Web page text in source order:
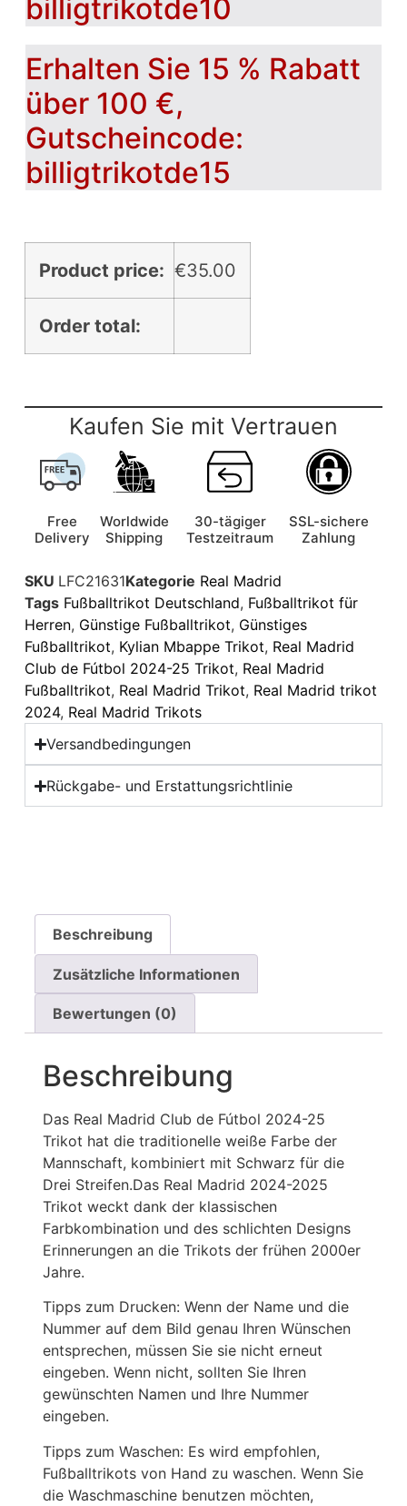
billigtrikotde10
Erhalten Sie 15 % Rabatt
über 100 €,
Gutscheincode:
billigtrikotde15
Product price: €35.00
Order total:
Kaufen Sie mit Vertrauen
Free
Delivery
Worldwide
Shipping
30-tägiger
Testzeitraum
SSL-sichere
Zahlung
SKU LFC21631Kategorie Real Madrid
Tags Fußballtrikot Deutschland, Fußballtrikot für
Herren, Günstige Fußballtrikot, Günstiges
Fußballtrikot, Kylian Mbappe Trikot, Real Madrid
Club de Fútbol 2024-25 Trikot, Real Madrid
Fußballtrikot, Real Madrid Trikot, Real Madrid trikot
2024, Real Madrid Trikots
Versandbedingungen
Rückgabe- und Erstattungsrichtlinie
Beschreibung
Zusätzliche Informationen
Bewertungen (0)
Beschreibung
Das Real Madrid Club de Fútbol 2024-25
Trikot hat die traditionelle weiße Farbe der
Mannschaft, kombiniert mit Schwarz für die
Drei Streifen.Das Real Madrid 2024-2025
Trikot weckt dank der klassischen
Farbkombination und des schlichten Designs
Erinnerungen an die Trikots der frühen 2000er
Jahre.
Tipps zum Drucken: Wenn der Name und die
Nummer auf dem Bild genau Ihren Wünschen
entsprechen, müssen Sie sie nicht erneut
eingeben. Wenn nicht, sollten Sie Ihren
gewünschten Namen und Ihre Nummer
eingeben.
Tipps zum Waschen: Es wird empfohlen,
Fußballtrikots von Hand zu waschen. Wenn Sie
die Waschmaschine benutzen möchten,